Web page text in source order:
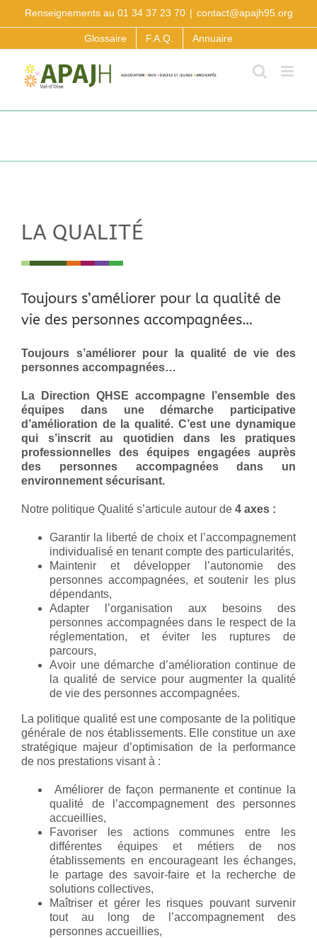
Renseignements au 01 34 37 23 70 | contact@apajh95.org
Glossaire F.A.Q. Annuaire
LA QUALITÉ
Toujours s’améliorer pour la qualité de
vie des personnes accompagnées…
Toujours s’améliorer pour la qualité de vie des
personnes accompagnées…
La Direction QHSE accompagne l’ensemble des
équipes dans une démarche participative
d’amélioration de la qualité. C’est une dynamique
qui s’inscrit au quotidien dans les pratiques
professionnelles des équipes engagées auprès
des personnes accompagnées dans un
environnement sécurisant.
Notre politique Qualité s’articule autour de 4 axes :
Garantir la liberté de choix et l’accompagnement
individualisé en tenant compte des particularités,
Maintenir et développer l’autonomie des
personnes accompagnées, et soutenir les plus
dépendants,
Adapter l’organisation aux besoins des
personnes accompagnées dans le respect de la
réglementation, et éviter les ruptures de
parcours,
Avoir une démarche d’amélioration continue de
la qualité de service pour augmenter la qualité
de vie des personnes accompagnées.
La politique qualité est une composante de la politique
générale de nos établissements. Elle constitue un axe
stratégique majeur d’optimisation de la performance
de nos prestations visant à :
Améliorer de façon permanente et continue la
qualité de l’accompagnement des personnes
accueillies,
Favoriser les actions communes entre les
différentes équipes et métiers de nos
établissements en encourageant les échanges,
le partage des savoir-faire et la recherche de
solutions collectives,
Maîtriser et gérer les risques pouvant survenir
tout au long de l’accompagnement des
personnes accueillies,